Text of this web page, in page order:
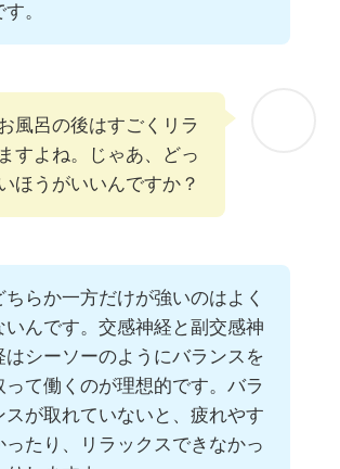
す。
風呂の後はすごくリラ
すよね。じゃあ、どっ
ほうがいいんですか？
ちらか一方だけが強いのはよく
いんです。交感神経と副交感神
はシーソーのようにバランスを
って働くのが理想的です。バラ
スが取れていないと、疲れやす
ったり、リラックスできなかっ